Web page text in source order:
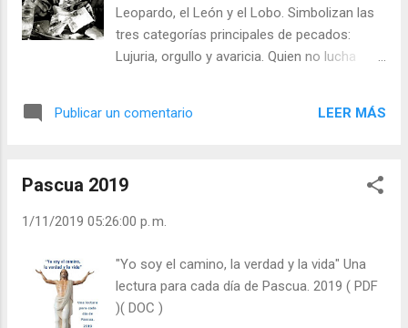
Evangelio y Meditación (+ Leer ) | | Santo del
día (+ Leer ) | Laudes (+ Leer ) | Vísperas (+
Leer ) |
Leopardo, el León y el Lobo. Simbolizan las
tres categorías principales de pecados:
Lujuria, orgullo y avaricia. Quien no lucha
un paquete envuelto en papel bello y parece
promesas fascinantes y como algo normal.
instintos. ¿Es usted súbdito, siervo, esclavo
Julián Escobar. | Lecturas del Día (+ Leer ). |
Evangelio y Meditación (+ Leer ) | | Santo del
día (+ Leer ) | Laudes (+ Leer ) | Vísperas (+
Publicar un comentario LEER MÁS
Pascua 2019
1/11/2019 05:26:00 p. m.
"Yo soy el camino, la verdad y la vida" Una
lectura para cada día de Pascua. 2019 ( PDF
)( DOC )